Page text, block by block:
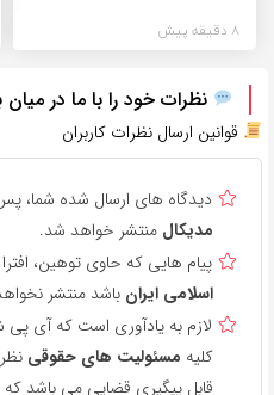
8 دقیقه پیش
نظرات خود را با ما در میان
قوانین ارسال نظرات کاربران
دیدگاه های ارسال شده شما،
مدیکال منتشر خواهد شد.
پیام هایی که حاوی توهین،
اسلامی ایران باشد منتشر
لازم به یادآوری است که آی
کلیه مسئولیت های حقوقی
قابل پیگیری قضایی می باشد